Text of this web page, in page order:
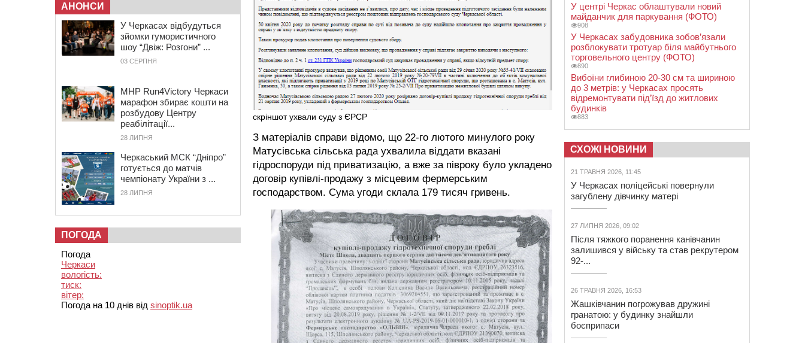
скріншот ухвали суду з ЄРСР
З матеріалів справи відомо, що 22-го лютого минулого року
Матусівська сільська рада ухвалила віддати вказані
гідроспоруди під приватизацію, а вже за півроку було укладено
договір купівлі-продажу з місцевим фермерським
господарством. Сума угоди склала 179 тисяч гривень.
АНОНСИ
У Черкасах відбудуться
зйомки гумористичного
шоу “Двіж: Розгони” ...
03 СЕРПНЯ
MHP Run4Victory Черкаси
марафон збирає кошти на
розбудову Центру
реабілітації...
28 ЛИПНЯ
Черкаський МСК “Дніпро”
готується до матчів
чемпіонату України з ...
28 ЛИПНЯ
ПОГОДА
Погода
Черкаси
вологість:
тиск:
вітер:
Погода на 10 днів від sinoptik.ua
У центрі Черкас облаштували новий
майданчик для паркування (ФОТО)
908
У Черкасах забудовника зобов’язали
розблокувати тротуар біля майбутнього
торговельного центру (ФОТО)
890
Вибоїни глибиною 20-30 см та шириною
до 3 метрів: у Черкасах просять
відремонтувати під’їзд до житлових
будинків
883
СХОЖІ НОВИНИ
21 ТРАВНЯ 2026, 11:45
У Черкасах поліцейські повернули
загублену дівчинку матері
27 ЛИПНЯ 2026, 09:02
Після тяжкого поранення канівчанин
залишився у війську та став рекрутером
92-...
26 ТРАВНЯ 2026, 16:53
Жашківчанин погрожував дружині
гранатою: у будинку знайшли
боєприпаси